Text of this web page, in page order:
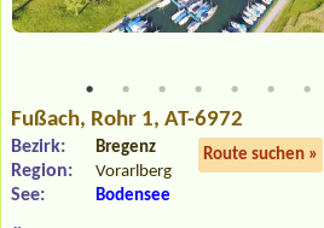
Fußach, Rohr 1, AT-6972
Route suchen »
Bezirk: Bregenz
Region: Vorarlberg
See: Bodensee